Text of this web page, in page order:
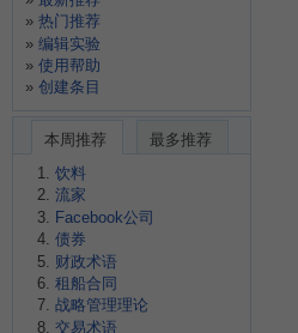
热门推荐
编辑实验
使用帮助
创建条目
本周推荐
最多推荐
饮料
流家
Facebook公司
债券
财政术语
租船合同
战略管理理论
交易术语